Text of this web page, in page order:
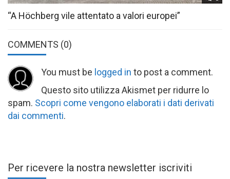
“A Höchberg vile attentato a valori europei”
COMMENTS (0)
You must be logged in to post a comment.
Questo sito utilizza Akismet per ridurre lo
spam. Scopri come vengono elaborati i dati derivati
dai commenti.
Per ricevere la nostra newsletter iscriviti